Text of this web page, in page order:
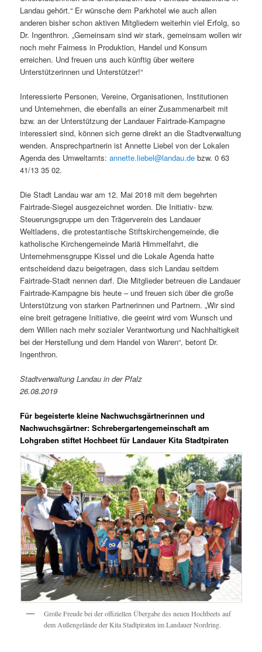
Landau gehört.“ Er wünsche dem Parkhotel wie auch allen
anderen bisher schon aktiven Mitgliedern weiterhin viel Erfolg, so
Dr. Ingenthron. „Gemeinsam sind wir stark, gemeinsam wollen wir
noch mehr Fairness in Produktion, Handel und Konsum
erreichen. Und freuen uns auch künftig über weitere
Unterstützerinnen und Unterstützer!“
Interessierte Personen, Vereine, Organisationen, Institutionen
und Unternehmen, die ebenfalls an einer Zusammenarbeit mit
bzw. an der Unterstützung der Landauer Fairtrade-Kampagne
interessiert sind, können sich gerne direkt an die Stadtverwaltung
wenden. Ansprechpartnerin ist Annette Liebel von der Lokalen
Agenda des Umweltamts:annette.liebel@landau.de bzw. 0 63
41/13 35 02.
Die Stadt Landau war am 12. Mai 2018 mit dem begehrten
Fairtrade-Siegel ausgezeichnet worden. Die Initiativ- bzw.
Steuerungsgruppe um den Trägerverein des Landauer
Weltladens, die protestantische Stiftskirchengemeinde, die
katholische Kirchengemeinde Mariä Himmelfahrt, die
Unternehmensgruppe Kissel und die Lokale Agenda hatte
entscheidend dazu beigetragen, dass sich Landau seitdem
Fairtrade-Stadt nennen darf. Die Mitglieder betreuen die Landauer
Fairtrade-Kampagne bis heute – und freuen sich über die große
Unterstützung von starken Partnerinnen und Partnern. „Wir sind
eine breit getragene Initiative, die geeint wird vom Wunsch und
dem Willen nach mehr sozialer Verantwortung und Nachhaltigkeit
bei der Herstellung und dem Handel von Waren“, betont Dr.
Ingenthron.
Stadtverwaltung Landau in der Pfalz
26.08.2019
Für begeisterte kleine Nachwuchsgärtnerinnen und
Nachwuchsgärtner: Schrebergartengemeinschaft am
Lohgraben stiftet Hochbeet für Landauer Kita Stadtpiraten
Große Freude bei der offiziellen Übergabe des neuen Hochbeets auf
dem Außengelände der Kita Stadtpiraten im Landauer Nordring.